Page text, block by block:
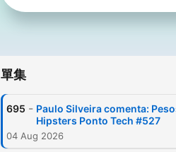
單集
695 - Paulo Silveira comenta:
Hipsters Ponto Tech #527
04 Aug 2026